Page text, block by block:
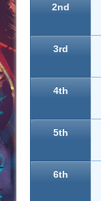
2nd
3rd
4th
5th
6th